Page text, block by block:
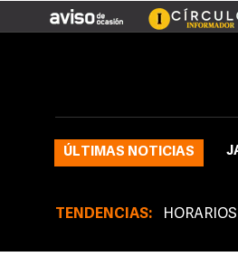
ÚLTIMAS NOTICIAS
TENDENCIAS: